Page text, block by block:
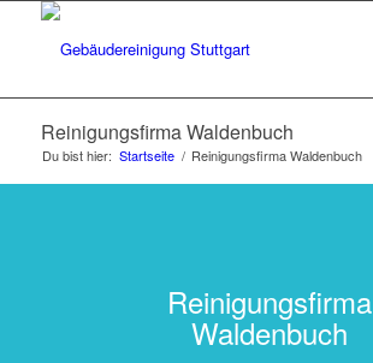
Reinigungsfirma Waldenbuch
Du bist hier: Startseite / Reinigungsfirma Waldenbuch
Reinigungsfirma
Waldenbuch